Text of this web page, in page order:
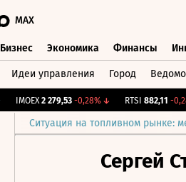
MAX
Бизнес Экономика Финансы
Идеи управления Город
IMOEX 2 279,53 -0,28%↓ RTSI 882,11 -0,28%
Ситуация на топливном рынке:
Сергей